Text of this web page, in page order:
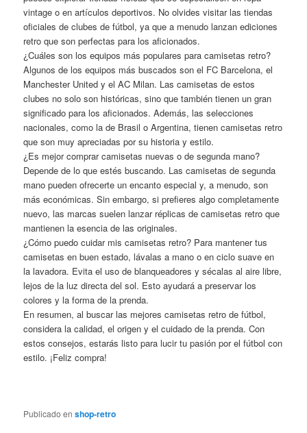
vintage o en artículos deportivos. No olvides visitar las tiendas
oficiales de clubes de fútbol, ya que a menudo lanzan ediciones
retro que son perfectas para los aficionados.
¿Cuáles son los equipos más populares para camisetas retro?
Algunos de los equipos más buscados son el FC Barcelona, el
Manchester United y el AC Milan. Las camisetas de estos
clubes no solo son históricas, sino que también tienen un gran
significado para los aficionados. Además, las selecciones
nacionales, como la de Brasil o Argentina, tienen camisetas retro
que son muy apreciadas por su historia y estilo.
¿Es mejor comprar camisetas nuevas o de segunda mano?
Depende de lo que estés buscando. Las camisetas de segunda
mano pueden ofrecerte un encanto especial y, a menudo, son
más económicas. Sin embargo, si prefieres algo completamente
nuevo, las marcas suelen lanzar réplicas de camisetas retro que
mantienen la esencia de las originales.
¿Cómo puedo cuidar mis camisetas retro? Para mantener tus
camisetas en buen estado, lávalas a mano o en ciclo suave en
la lavadora. Evita el uso de blanqueadores y sécalas al aire libre,
lejos de la luz directa del sol. Esto ayudará a preservar los
colores y la forma de la prenda.
En resumen, al buscar las mejores camisetas retro de fútbol,
considera la calidad, el origen y el cuidado de la prenda. Con
estos consejos, estarás listo para lucir tu pasión por el fútbol con
estilo. ¡Feliz compra!
Publicado en shop-retro